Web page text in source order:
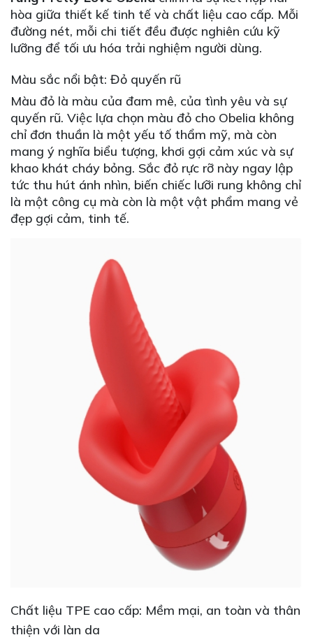
hòa giữa thiết kế tinh tế và chất liệu cao cấp. Mỗi
đường nét, mỗi chi tiết đều được nghiên cứu kỹ
lưỡng để tối ưu hóa trải nghiệm người dùng.
Màu sắc nổi bật: Đỏ quyến rũ
Màu đỏ là màu của đam mê, của tình yêu và sự
quyến rũ. Việc lựa chọn màu đỏ cho Obelia không
chỉ đơn thuần là một yếu tố thẩm mỹ, mà còn
mang ý nghĩa biểu tượng, khơi gợi cảm xúc và sự
khao khát cháy bỏng. Sắc đỏ rực rỡ này ngay lập
tức thu hút ánh nhìn, biến chiếc lưỡi rung không chỉ
là một công cụ mà còn là một vật phẩm mang vẻ
đẹp gợi cảm, tinh tế.
Chất liệu TPE cao cấp: Mềm mại, an toàn và thân
thiện với làn da